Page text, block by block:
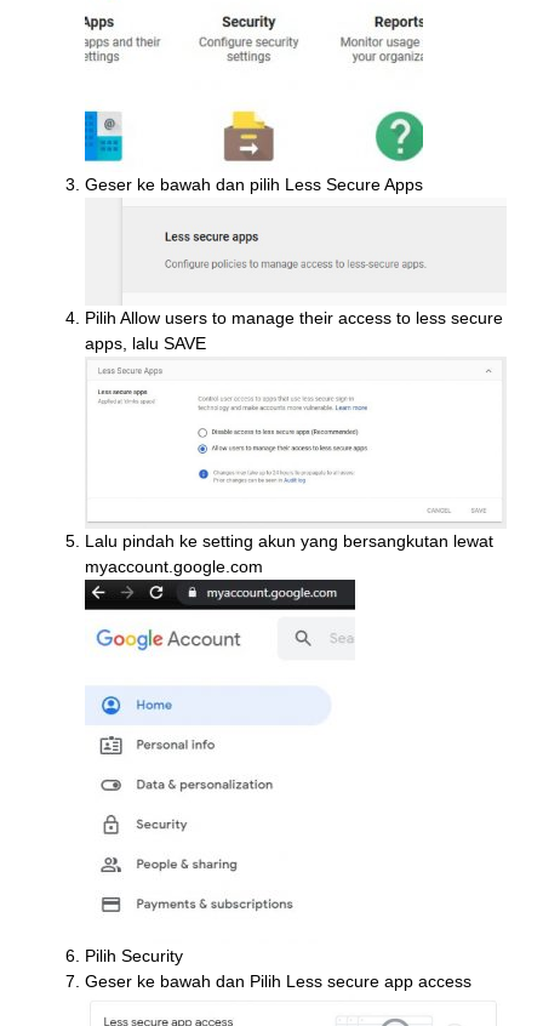
Geser ke bawah dan pilih Less Secure Apps
Pilih Allow users to manage their access to less secure
apps, lalu SAVE
Lalu pindah ke setting akun yang bersangkutan lewat
myaccount.google.com
Pilih Security
Geser ke bawah dan Pilih Less secure app access